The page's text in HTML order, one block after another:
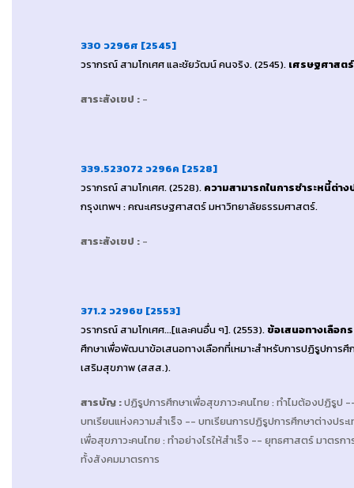
330 ว296ศ [2545]
วรากรณ์ สามโกเศศ และชัยวัฒน์ คนจริง. (2545). เศรษฐศาสต
สาระสังเขป : -
339.523072 ว296ค [2528]
วรากรณ์ สามโกเศศ. (2528). ความสามารถในการชำระหนี้ต่า
กรุงเทพฯ : คณะเศรษฐศาสตร์ มหาวิทยาลัยธรรมศาสตร์.
สาระสังเขป : -
371.2 ว296ข [2553]
วรากรณ์ สามโกเศศ...[และคนอื่น ๆ]. (2553).ข้อเสนอทางเลือก
ศึกษาเพื่อพัฒนาข้อเสนอทางเลือกที่เหมาะสำหรับการปฏิรูปกา
เสริมสุขภาพ (สสส.).
สารบัญ :ปฏิรูปการศึกษาเพื่อสุขภาวะคนไทย : ทำไมต้องปฏิรูป
บทเรียนแห่งความสำเร็จ -- บทเรียนการปฏิรูปการศึกษาต่างปร
เพื่อสุขภาวะคนไทย : ทำอย่างไรให้สำเร็จ -- ยุทธศาสตร์ มาตรก
ทั้งสังคมมาตรการ